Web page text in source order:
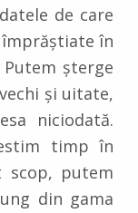
de care
împrăștiate în
șterge
și uitate,
niciodată.
timp în
scop, putem
din gama